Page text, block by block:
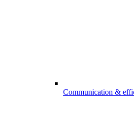
Communication &